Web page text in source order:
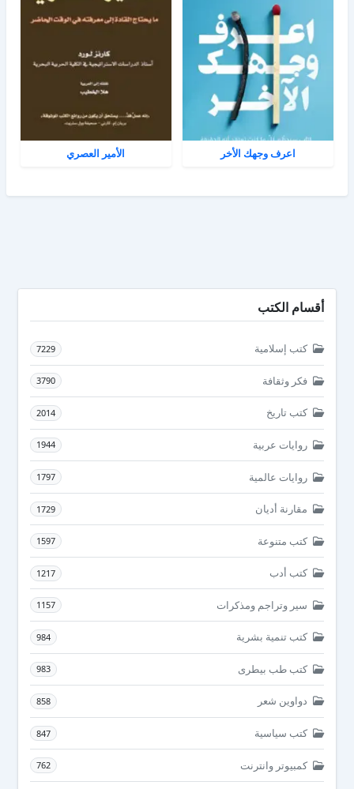
اعرف وجهك الأخر الأمير العصري
أقسام الكتب
كتب إسلامية 7229
فكر وثقافة 3790
كتب تاريخ 2014
روايات عربية 1944
روايات عالمية 1797
مقارنة أديان 1729
كتب متنوعة 1597
كتب أدب 1217
سير وتراجم ومذكرات 1157
كتب تنمية بشرية 984
كتب طب بيطرى 983
دواوين شعر 858
كتب سياسية 847
كمبيوتر وانترنت 762